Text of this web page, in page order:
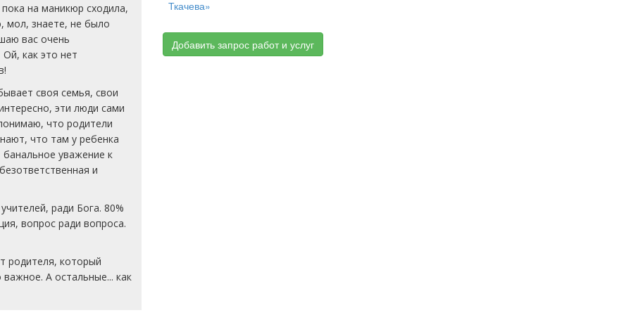
на маникюр сходила,
мол, знаете, не было
вас очень
как это нет
своя семья, свои
эти люди сами
что родители
что там у ребенка
банальное уважение к
и
ради Бога. 80%
вопрос ради вопроса.
родителя, который
А остальные... как
Ткачева»
Добавить запрос работ и услуг